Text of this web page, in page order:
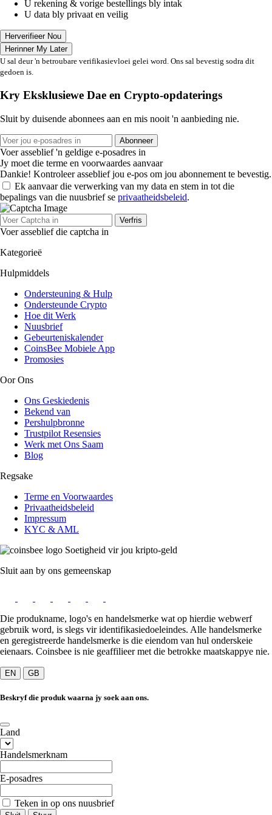
U rekening & vorige bestellings bly intak
U data bly privaat en veilig
Herverifieer Nou
Herinner My Later
U sal deur 'n betroubare verifikasievloei gelei word. Ons sal bevestig sodra dit
gedoen is.
Kry Eksklusiewe Dae en Crypto-opdaterings
Sluit by duisende abonnees aan en mis nooit 'n aanbieding nie.
Abonneer
Voer asseblief 'n geldige e-posadres in
Jy moet die terme en voorwaardes aanvaar
Dankie! Kontroleer asseblief jou e-pos om jou abonnement te bevestig.
Ek aanvaar die verwerking van my data en stem in tot die
bepalings van die nuusbrief se privaatheidsbeleid.
Verfris
Voer asseblief die captcha in
Kategorieë
Hulpmiddels
Ondersteuning & Hulp
Ondersteunde Crypto
Hoe dit Werk
Nuusbrief
Gebeurteniskalender
CoinsBee Mobiele App
Promosies
Oor Ons
Ons Geskiedenis
Bekend van
Pershulpbronne
Trustpilot Resensies
Werk met Ons Saam
Blog
Regsake
Terme en Voorwaardes
Privaatheidsbeleid
Impressum
KYC & AML
Soetigheid vir jou kripto-geld
Sluit aan by ons gemeenskap
Die produkname, logo's en handelsmerke wat op hierdie webwerf
gebruik word, is slegs vir identifikasiedoeleindes. Alle handelsmerke
en geregistreerde handelsmerke is die eiendom van hul onderskeie
eienaars. Coinsbee is nie geaffilieer met die betrokke maatskappye nie.
EN GB
Beskryf die produk waarna jy soek aan ons.
Land
Handelsmerknam
E-posadres
Teken in op ons nuusbrief